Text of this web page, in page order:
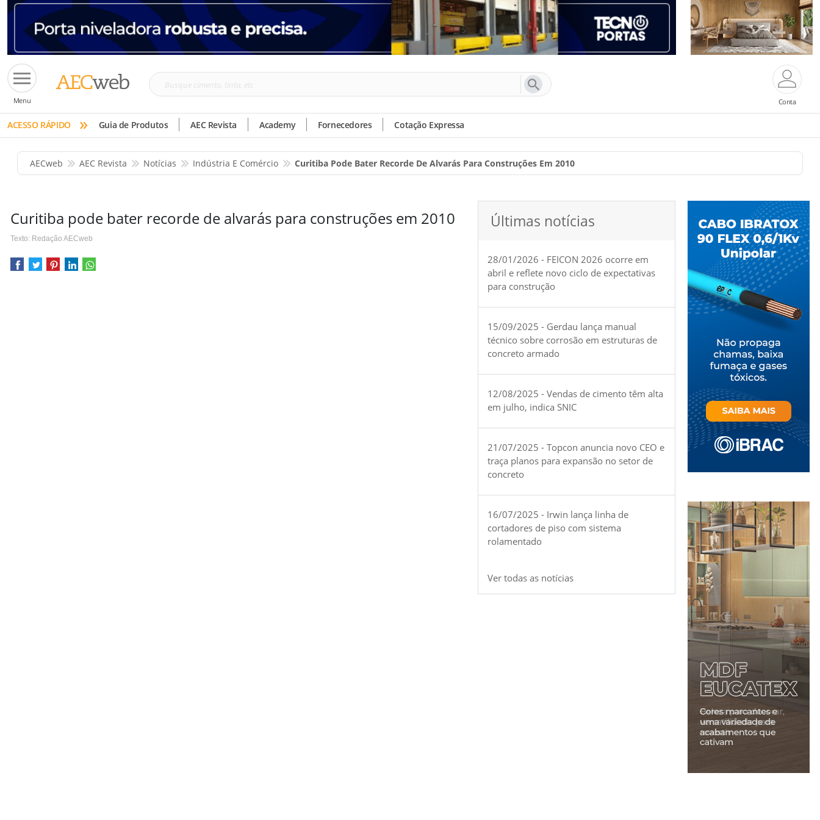
Menu
Busque
tinta,
etc
Conta
ACESSO RÁPIDO » Guia de Produtos AEC Revista Academy Fornecedores Cotação Expressa
AECweb AEC Revista Notícias Indústria E Comércio Curitiba Pode Bater Recorde De Alvarás Para Construções Em 2010
Curitiba pode bater recorde de alvarás para construções em 2010
Texto: Redação AECweb
Últimas notícias
28/01/2026 - FEICON 2026 ocorre em
abril e reflete novo ciclo de expectativas
para construção
15/09/2025 - Gerdau lança manual
técnico sobre corrosão em estruturas de
concreto armado
12/08/2025 - Vendas de cimento têm alta
em julho, indica SNIC
21/07/2025 - Topcon anuncia novo CEO e
traça planos para expansão no setor de
concreto
16/07/2025 - Irwin lança linha de
cortadores de piso com sistema
rolamentado
Ver todas as notícias